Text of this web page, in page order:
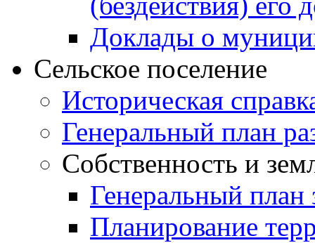
Доклады о
Сельское поселение
Историческая
Генеральный план
Собственность и
Генеральный план
Планирование